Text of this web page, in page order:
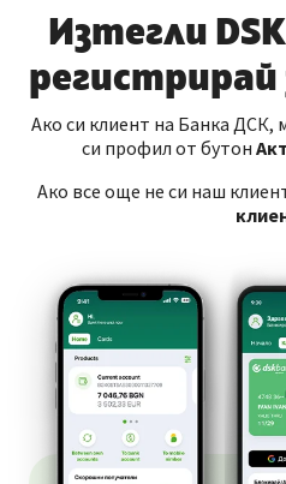
Изтегли
Ако си клиент на Банка
си профил от бутон
Ако все още не си наш